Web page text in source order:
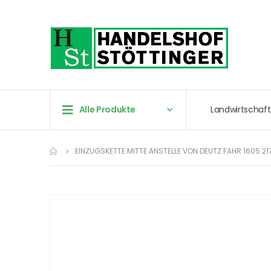
Alle Produkte Landwirtschaft
EINZUGSKETTE MITTE ANSTELLE VON DEUTZ FAHR 1605